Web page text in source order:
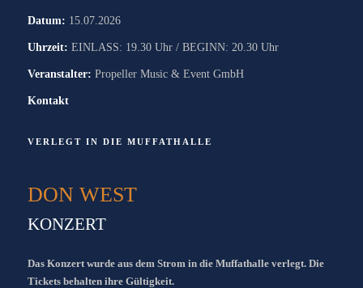
Datum: 15.07.2026
Uhrzeit: EINLASS: 19.30 Uhr / BEGINN: 20.30 Uhr
Veranstalter: Propeller Music & Event GmbH
Kontakt
VERLEGT IN DIE MUFFATHALLE
DON WEST
KONZERT
Das Konzert wurde aus dem Strom in die Muffathalle verlegt. Die
Tickets behalten ihre Gültigkeit.